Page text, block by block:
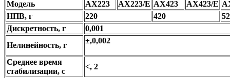
Модель
AX223 AX223/E AX423 AX423/E
НПВ, г
220 420
Дискретность, г
0,001
Нелинейность, г
±,0,002
Среднее время
стабилизации, с
<, 2